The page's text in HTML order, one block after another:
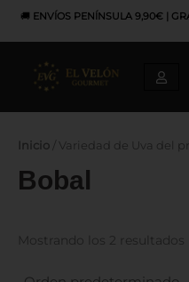
contenido
🚚 ENVÍOS PENÍNSULA 9,90€ |
Inicio / Variedad de Uva del
Bobal
Mostrando los 2 resultados